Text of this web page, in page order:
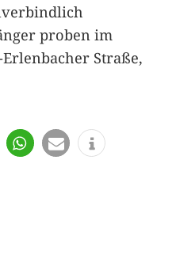
proben im
Straße,